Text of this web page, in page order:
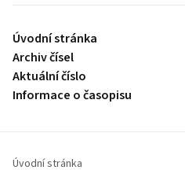
Úvodní stránka
Archiv čísel
Aktuální číslo
Informace o časopisu
Úvodní stránka